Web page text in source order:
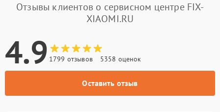
Отзывы клиентов о сервисном центре FIX-
XIAOMI.RU
4.9 1799 отзывов 5358 оценок
Оставить отзыв